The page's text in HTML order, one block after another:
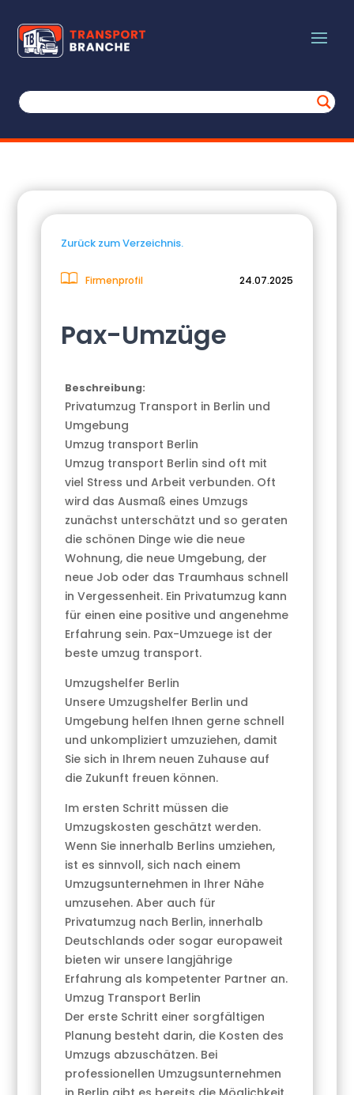
Zurück zum Verzeichnis.
Firmenprofil 24.07.2025
Pax-Umzüge
Beschreibung:
Privatumzug Transport in Berlin und
Umgebung
Umzug transport Berlin
Umzug transport Berlin sind oft mit
viel Stress und Arbeit verbunden. Oft
wird das Ausmaß eines Umzugs
zunächst unterschätzt und so geraten
die schönen Dinge wie die neue
Wohnung, die neue Umgebung, der
neue Job oder das Traumhaus schnell
in Vergessenheit. Ein Privatumzug kann
für einen eine positive und angenehme
Erfahrung sein. Pax-Umzuege ist der
beste umzug transport.
Umzugshelfer Berlin
Unsere Umzugshelfer Berlin und
Umgebung helfen Ihnen gerne schnell
und unkompliziert umzuziehen, damit
Sie sich in Ihrem neuen Zuhause auf
die Zukunft freuen können.
Im ersten Schritt müssen die
Umzugskosten geschätzt werden.
Wenn Sie innerhalb Berlins umziehen,
ist es sinnvoll, sich nach einem
Umzugsunternehmen in Ihrer Nähe
umzusehen. Aber auch für
Privatumzug nach Berlin, innerhalb
Deutschlands oder sogar europaweit
bieten wir unsere langjährige
Erfahrung als kompetenter Partner an.
Umzug Transport Berlin
Der erste Schritt einer sorgfältigen
Planung besteht darin, die Kosten des
Umzugs abzuschätzen. Bei
professionellen Umzugsunternehmen